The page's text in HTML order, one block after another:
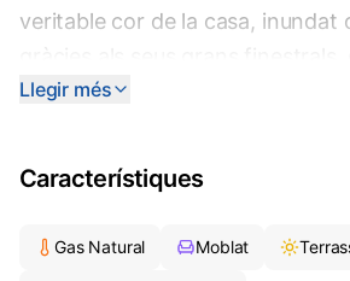
veritable cor de la casa, inundat
poden contemplar unes vistes
"L", està completament equipada
Llegir més
Característiques
Gas Natural Moblat